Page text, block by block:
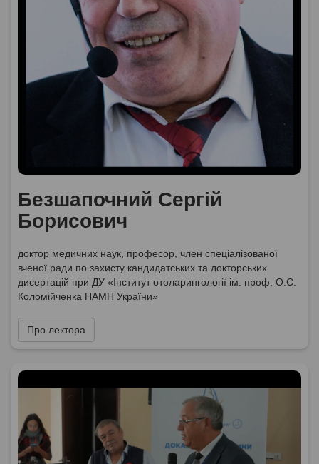
Безшапочний Сергій
Борисович
доктор медичних наук, професор, член спеціалізованої
вченої ради по захисту кандидатських та докторських
дисертацій при ДУ «Інститут отоларингології ім. проф. О.С.
Коломійченка НАМН України»
Про лектора